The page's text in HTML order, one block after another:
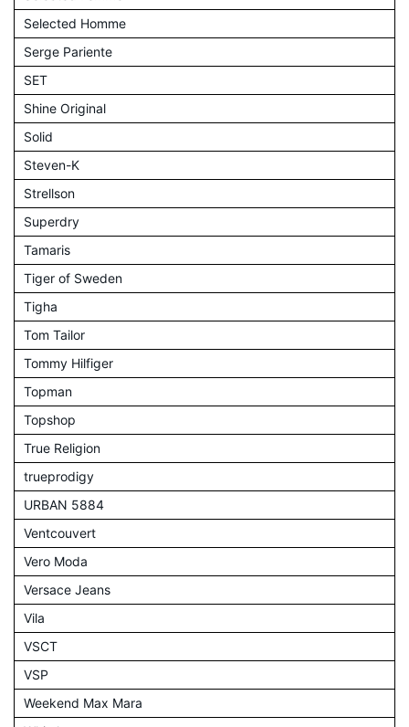
Selected Homme
Serge Pariente
SET
Shine Original
Solid
Steven-K
Strellson
Superdry
Tamaris
Tiger of Sweden
Tigha
Tom Tailor
Tommy Hilfiger
Topman
Topshop
True Religion
trueprodigy
URBAN 5884
Ventcouvert
Vero Moda
Versace Jeans
Vila
VSCT
VSP
Weekend Max Mara